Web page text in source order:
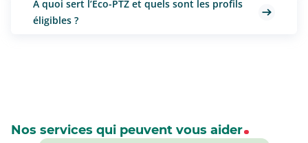
À quoi sert l’Eco-PTZ et quels sont les profils
éligibles ?
Nos services qui peuvent vous aider